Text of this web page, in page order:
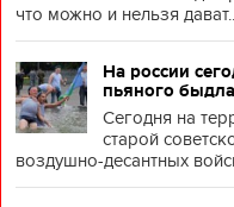
что можно и нельзя
На россии
пьяного быдла
Сегодня на
старой
воздушно-десантных